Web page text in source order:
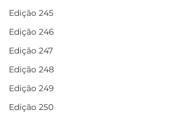
Edição 245
Edição 246
Edição 247
Edição 248
Edição 249
Edição 250